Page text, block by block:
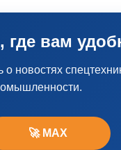
где вам
🚀 MAX